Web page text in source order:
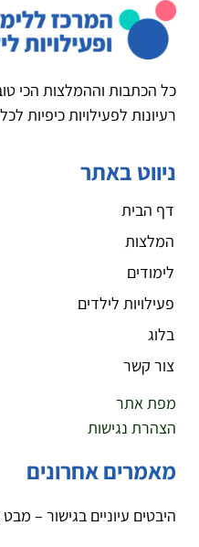
כל הכתבות וההמלצות הכי
רעיונות לפעילויות כיפיות
ניווט באתר
דף הבית
המלצות
לימודים
פעילויות לילדים
בלוג
צור קשר
מפת אתר
הצהרת נגישות
מאמרים אחרונים
היבטים עיוניים בגישור –